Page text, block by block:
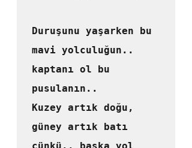
Duruşunu yaşarken bu
mavi yolculuğun..
kaptanı ol bu
pusulanın..
Kuzey artık doğu,
güney artık batı